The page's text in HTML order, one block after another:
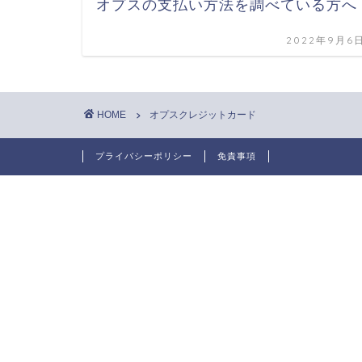
オプスの支払い方法を調べている方へ
2022年9月6
HOME オプスクレジットカード
プライバシーポリシー 免責事項